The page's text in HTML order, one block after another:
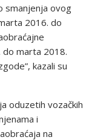
smanjenja ovog
2016. do
marta 2018.
kazali su
oduzetih vozačkih
i
na